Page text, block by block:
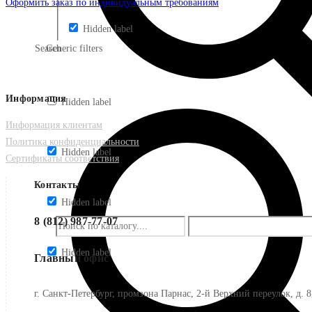
Search
Generic filters
Hidden label
Hidden label
Hidden label
Hidden label
Hidden label
Оформить заказ по индивидуальным требованиям
Информация
Информация клиентам
Политика конфиденциальности
Сертификаты соответствия
Контакты
8 (812) 987-77-07
Главный офис
г. Санкт-Петербург, промзона Парнас, 2-й Верхний переулок, д.